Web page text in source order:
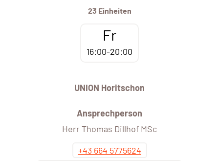
23 Einheiten
Fr
16:00-20:00
UNION Horitschon
Ansprechperson
Herr Thomas Dillhof MSc
+43 664 5775624